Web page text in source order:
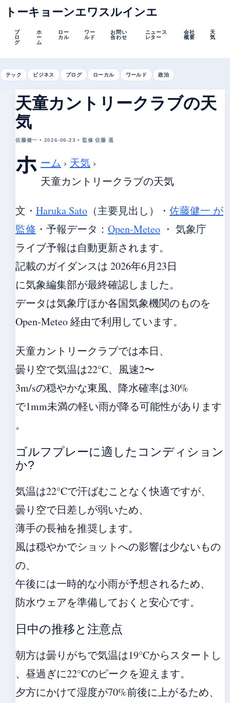
トーキョーンエワスルインエ
ブ
ロ
グ
ホ
ー
ム
ロー
カル
ワー
ルド
お問い
合わせ
ニュース
レター
会社
概要
天
気
テック ビジネス ブログ ローカル ワールド 政治
天童カントリークラブの天
気
佐藤健一 • 2026-06-23 • 監修 佐藤 遥
ホ ーム › 天気 ›
天童カントリークラブの天気
文・ Haruka Sato （主要見出し） ・ 佐藤健一 が
監修 ・ 予報データ： Open-Meteo ・ 気象庁
ライブ予報は自動更新されます。
記載のガイダンスは 2026年6月23日
に気象編集部が最終確認しました。
データは気象庁ほか各国気象機関のものを
Open-Meteo 経由で利用しています。
天童カントリークラブでは本日、
曇り空で気温は22°C、風速2〜
3m/sの穏やかな東風、降水確率は30%
で1mm未満の軽い雨が降る可能性があります
。
ゴルフプレーに適したコンディション
か?
気温は22°Cで汗ばむことなく快適ですが、
曇り空で日差しが弱いため、
薄手の長袖を推奨します。
風は穏やかでショットへの影響は少ないもの
の、
午後には一時的な小雨が予想されるため、
防水ウェアを準備しておくと安心です。
日中の推移と注意点
朝方は曇りがちで気温は19°Cからスタートし
、昼過ぎに22°Cのピークを迎えます。
夕方にかけて湿度が70%前後に上がるため、